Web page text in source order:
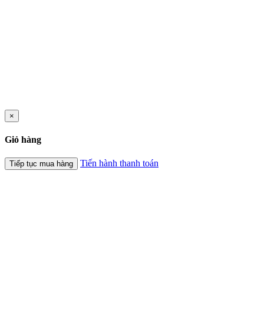
×
Giỏ hàng
Tiếp tục mua hàng Tiến hành thanh toán